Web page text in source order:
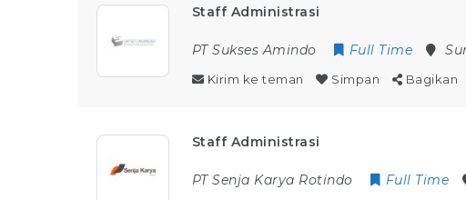
Staff Administrasi
PT Sukses Amindo Full Time
Kirim ke teman Simpan Bagikan
Staff Administrasi
PT Senja Karya Rotindo Full Time